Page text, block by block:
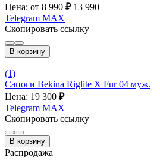
Цена: от 8 990 ₽ 13 990
Telegram MAX
Скопировать ссылку
В корзину
(1)
Сапоги Bekina Riglite X Fur 04 муж.
Цена: 19 300 ₽
Telegram MAX
Скопировать ссылку
В корзину
Распродажа